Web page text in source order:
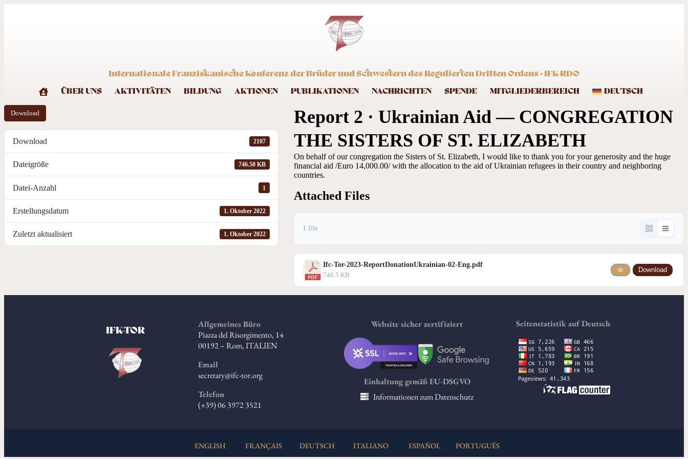
Internationale Franziskanische Konferenz der Brüder und Schwestern des Regulierten Dritten Ordens · IFK-RDO
ÜBER UNS AKTIVITÄTEN BILDUNG AKTIONEN PUBLIKATIONEN NACHRICHTEN SPENDE MITGLIEDERBEREICH DEUTSCH
Download
Download 2107
Dateigröße 746.50 KB
Datei-Anzahl 1
Erstellungsdatum 1. Oktober 2022
Zuletzt aktualisiert 1. Oktober 2022
Report 2 · Ukrainian Aid — CONGREGATION
THE SISTERS OF ST. ELIZABETH
On behalf of our congregation the Sisters of St. Elizabeth, I would like to thank you for your generosity and the huge
financial aid /Euro 14,000.00/ with the allocation to the aid of Ukrainian refugees in their country and neighboring
countries.
Attached Files
1 file
Ifc-Tor-2023-ReportDonationUkrainian-02-Eng.pdf
746.5 KB
Download
IFK-TOR
Allgemeines Büro
Piazza del Risorgimento, 14
00192 – Rom, ITALIEN
Email
secretary@ifc-tor.org
Telefon
(+39) 06 3972 3521
Website sicher zertifiziert
Einhaltung gemäß EU-DSGVO
Informationen zum Datenschutz
Seitenstatistik auf Deutsch
ENGLISH FRANÇAIS DEUTSCH ITALIANO ESPAÑOL PORTUGUÊS